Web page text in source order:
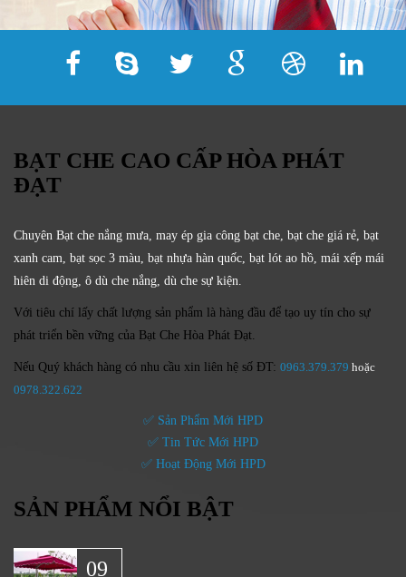
BẠT CHE CAO CẤP HÒA PHÁT
ĐẠT
Chuyên Bạt che nắng mưa, may ép gia công bạt che, bạt che giá rẻ, bạt
xanh cam, bạt sọc 3 màu, bạt nhựa hàn quốc, bạt lót ao hồ, mái xếp mái
hiên di động, ô dù che nắng, dù che sự kiện.
Với tiêu chí lấy chất lượng sản phẩm là hàng đầu để tạo uy tín cho sự
phát triển bền vững của Bạt Che Hòa Phát Đạt.
Nếu Quý khách hàng có nhu cầu xin liên hệ số ĐT: 0963.379.379 hoặc
0978.322.622
✅ Sản Phẩm Mới HPD
✅ Tin Tức Mới HPD
✅ Hoạt Động Mới HPD
SẢN PHẨM NỔI BẬT
09